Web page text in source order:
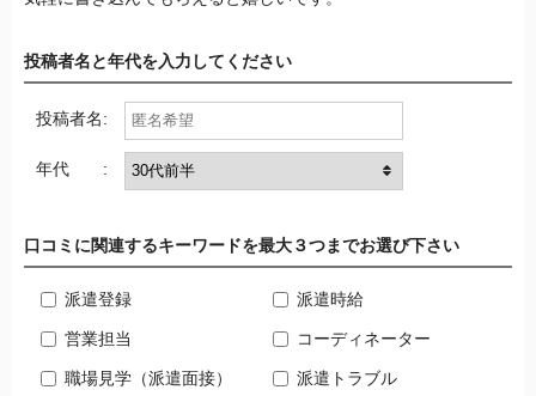
投稿者名と年代を入力してください
投稿者名:
年代 :
口コミに関連するキーワードを最大３つまでお選び下さい
派遣登録 派遣時給
営業担当 コーディネーター
職場見学（派遣面接） 派遣トラブル